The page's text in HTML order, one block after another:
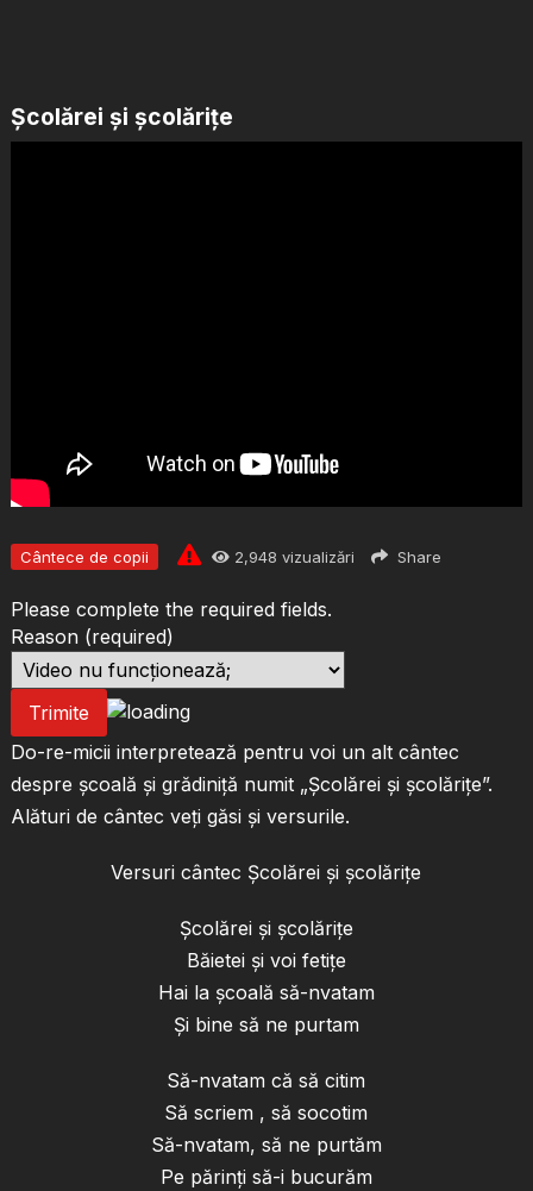
Școlărei și școlărițe
Cântece de copii 2,948 vizualizări Share
Please complete the required fields.
Reason (required)
Trimite
Do-re-micii interpretează pentru voi un alt cântec
despre școală și grădiniță numit „Școlărei și școlărițe”.
Alături de cântec veți găsi și versurile.
Versuri cântec Școlărei și școlărițe
Școlărei și școlărițe
Băietei și voi fetițe
Hai la școală să-nvatam
Și bine să ne purtam
Să-nvatam că să citim
Să scriem , să socotim
Să-nvatam, să ne purtăm
Pe părinți să-i bucurăm